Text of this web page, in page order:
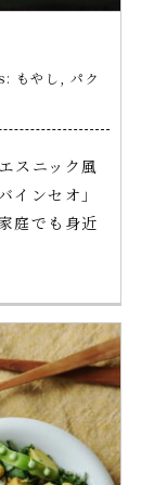
もやし
パク
スニック風
インセオ」
庭でも身近